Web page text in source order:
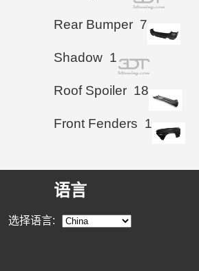
Rear Bumper 7
Shadow 1
Roof Spoiler 18
Front Fenders 1
语言
选择语言: